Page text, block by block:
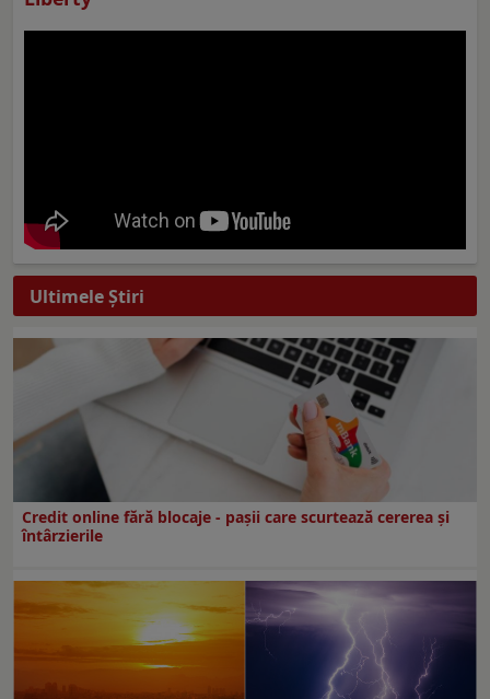
Ultimele Ştiri
Credit online fără blocaje - pașii care scurtează cererea și
întârzierile